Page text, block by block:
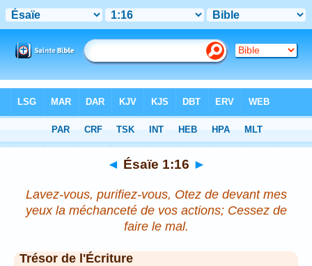
Chapitre 1> Verset 16
◄ Ésaïe 1:16 ►
Lavez-vous, purifiez-vous, Otez de devant mes
yeux la méchanceté de vos actions; Cessez de
faire le mal.
Trésor de l'Écriture